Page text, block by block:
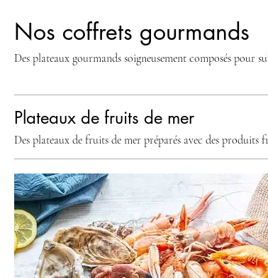
Nos coffrets gourmands
Des plateaux gourmands soigneusement composés pour
Plateaux de fruits de mer
Des plateaux de fruits de mer préparés avec des produits